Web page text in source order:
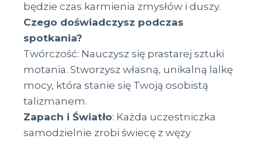
będzie czas karmienia zmysłów i duszy.
Czego doświadczysz podczas
spotkania?
Twórczość: Nauczysz się prastarej sztuki
motania. Stworzysz własną, unikalną lalkę
mocy, która stanie się Twoją osobistą
talizmanem.
Zapach i Światło: Każda uczestniczka
samodzielnie zrobi świecę z węzy